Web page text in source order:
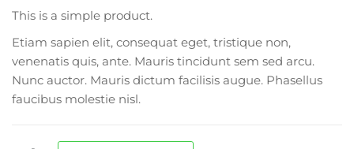
This is a simple product.
Etiam sapien elit, consequat eget, tristique non,
venenatis quis, ante. Mauris tincidunt sem sed arcu.
Nunc auctor. Mauris dictum facilisis augue. Phasellus
faucibus molestie nisl.